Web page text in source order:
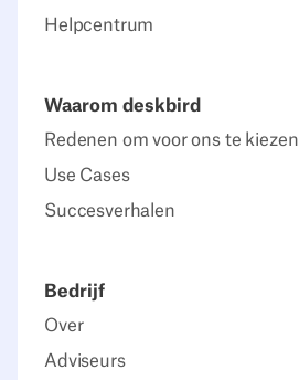
Helpcentrum
Waarom deskbird
Redenen om voor ons te kiezen
Use Cases
Succesverhalen
Bedrijf
Over
Adviseurs